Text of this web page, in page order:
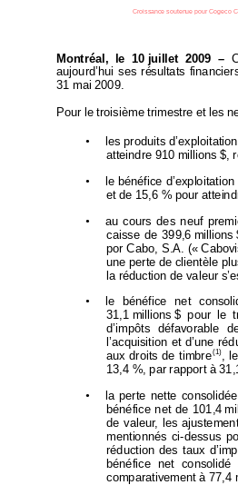
Croissance soutenue pour Cogeco
Montréal, le 10 juillet 2009 –
aujourd’hui ses résultats
31 mai 2009.
Pour le troisième trimestre et les
• les produits
atteindre 910 millions $,
• le bénéfice
et de 15,6 % pour
• au cours des neuf
caisse de 399,6 millions
por Cabo, S.A. («
une perte de clientèle
la réduction de valeur
• le bénéfice net
31,1 millions $ pour le
d’impôts défavorable
l’acquisition et d’une
aux droits de timbre(1),
13,4 %, par rapport à
• la perte nette
bénéfice net de 101,4
de valeur, les
mentionnés ci-dessus
réduction des taux
bénéfice net consolidé
comparativement à 77,4